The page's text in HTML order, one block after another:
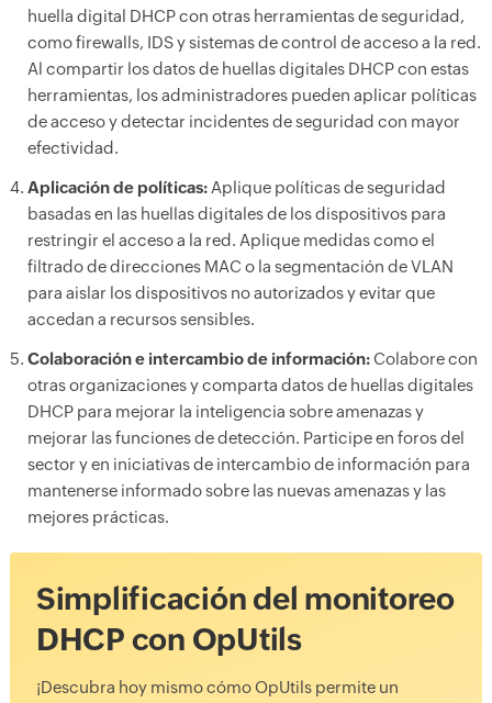
huella digital DHCP con otras herramientas de seguridad,
como firewalls, IDS y sistemas de control de acceso a la red.
Al compartir los datos de huellas digitales DHCP con estas
herramientas, los administradores pueden aplicar políticas
de acceso y detectar incidentes de seguridad con mayor
efectividad.
Aplicación de políticas:Aplique políticas de seguridad
basadas en las huellas digitales de los dispositivos para
restringir el acceso a la red. Aplique medidas como el
filtrado de direcciones MAC o la segmentación de VLAN
para aislar los dispositivos no autorizados y evitar que
accedan a recursos sensibles.
Colaboración e intercambio de información:Colabore con
otras organizaciones y comparta datos de huellas digitales
DHCP para mejorar la inteligencia sobre amenazas y
mejorar las funciones de detección. Participe en foros del
sector y en iniciativas de intercambio de información para
mantenerse informado sobre las nuevas amenazas y las
mejores prácticas.
Simplificación del monitoreo
DHCP con OpUtils
¡Descubra hoy mismo cómo OpUtils permite un